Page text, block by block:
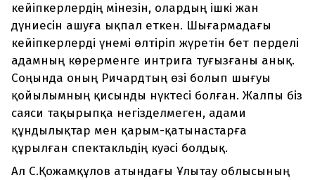
кейіпкерлердің мінезін, олардың ішкі жан
дүниесін ашуға ықпал еткен. Шығармадағы
кейіпкерлерді үнемі өлтіріп жүретін бет перделі
адамның көрерменге интрига туғызғаны анық.
Соңында оның Ричардтың өзі болып шығуы
қойылымның қисынды нүктесі болған. Жалпы біз
саяси тақырыпқа негізделмеген, адами
құндылықтар мен қарым-қатынастарға
құрылған спектакльдің куәсі болдық.
Ал С.Қожамқұлов атындағы Ұлытау облысының